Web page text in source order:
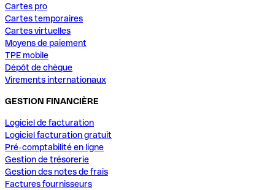
Cartes pro
Cartes temporaires
Cartes virtuelles
Moyens de paiement
TPE mobile
Dépôt de chèque
Virements internationaux
GESTION FINANCIÈRE
Logiciel de facturation
Logiciel facturation gratuit
Pré-comptabilité en ligne
Gestion de trésorerie
Gestion des notes de frais
Factures fournisseurs